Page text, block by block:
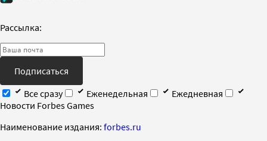
Рассылка:
Подписаться
Все сразу
Еженедельная
Ежедневная
Новости Forbes Games
Наименование издания: forbes.ru